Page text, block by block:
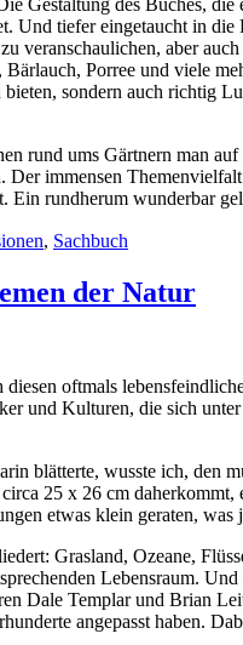
tiefer eingetaucht in
veranschaulichen, aber
Porree und viele
sondern auch richtig
rund ums Gärtnern man
immensen
rundherum wunderbar
, Sachbuch
der Natur
oftmals
und Kulturen, die sich
blätterte, wusste ich,
25 x 26 cm
etwas klein geraten,
Grasland, Ozeane,
Lebensraum.
Dale Templar und Brian
angepasst haben.